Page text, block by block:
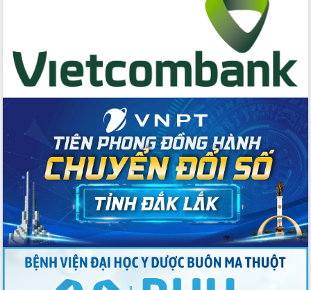
đề ra
UBND tỉnh Đắk Lắk tổng kết công tác
quốc phòng, quân sự địa phương năm
Tập trung triển khai quyết liệt, đồng bộ
các giải pháp nhằm thực hiện hiệu quả
các nhiệm vụ đề ra năm 2025
Phát huy vai trò của người có uy tín
trong phòng chống tảo hôn và hôn
nhân cận huyết thống
Nông sản Tây Nguyên thu hút doanh
nghiệp nước ngoài
Đắk Lắk định vị thương hiệu du lịch
“Biển – Rừng – Cà phê” trong không
gian phát triển mới
Hội nghị chia sẻ kinh nghiệm, chuyển